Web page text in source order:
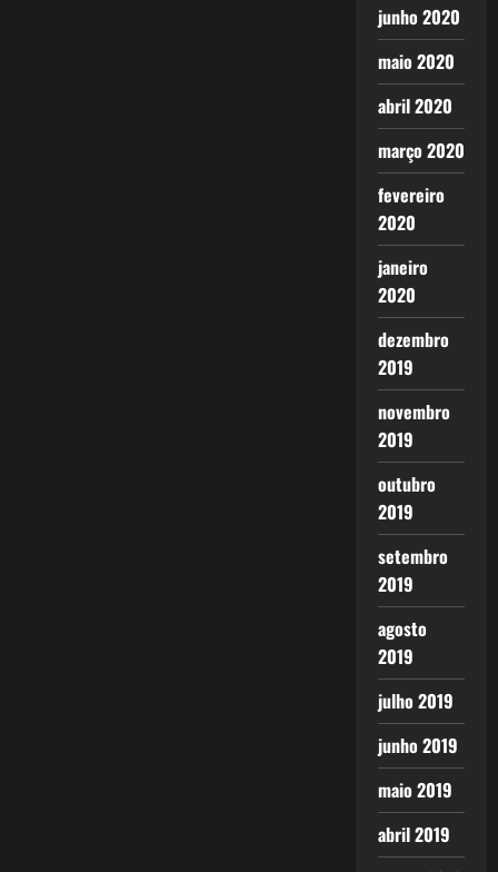
junho 2020
maio 2020
abril 2020
março 2020
fevereiro
2020
janeiro
2020
dezembro
2019
novembro
2019
outubro
2019
setembro
2019
agosto
2019
julho 2019
junho 2019
maio 2019
abril 2019